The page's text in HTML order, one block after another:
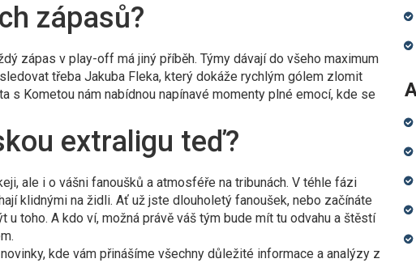
zápasů?
zápas v play-off má jiný příběh. Týmy dávají do všeho maximum
třeba Jakuba Fleka, který dokáže rychlým gólem zlomit
s Kometou nám nabídnou napínavé momenty plné emocí, kde se
extraligu teď?
ale i o vášni fanoušků a atmosféře na tribunách. V téhle fázi
klidnými na židli. Ať už jste dlouholetý fanoušek, nebo začínáte
toho. A kdo ví, možná právě váš tým bude mít tu odvahu a štěstí
kde vám přinášíme všechny důležité informace a analýzy z